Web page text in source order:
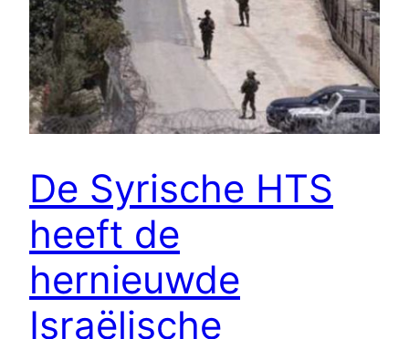
De Syrische HTS
heeft de
hernieuwde
Israëlische